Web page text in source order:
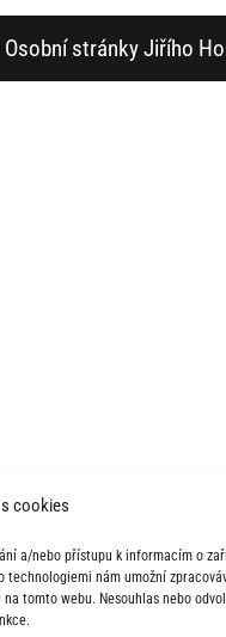
cookies
a/nebo přístupu k informacím o
technologiemi nám umožní
tomto webu. Nesouhlas nebo
stránky Jiřího